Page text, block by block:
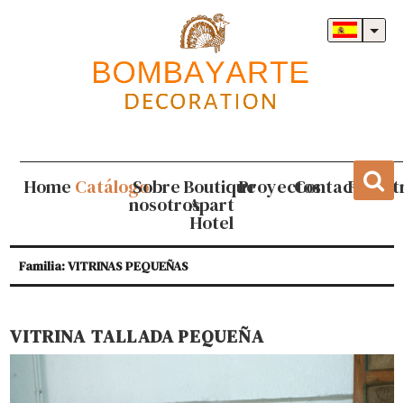
Home CatálogoSobre
nosotros
Boutique
Apart
Hotel
ProyectosContacto
Familia: VITRINAS PEQUEÑAS
VITRINA TALLADA PEQUEÑA